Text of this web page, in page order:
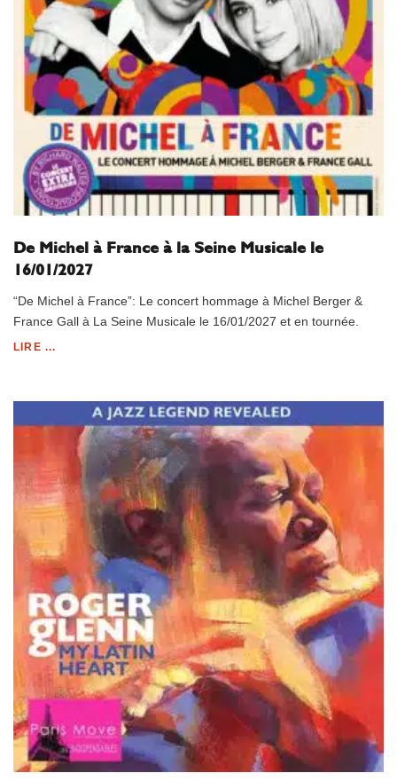
De Michel à France à la Seine Musicale le
16/01/2027
“De Michel à France”: Le concert hommage à Michel Berger &
France Gall à La Seine Musicale le 16/01/2027 et en tournée.
LIRE ...